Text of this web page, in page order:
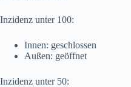
Inzidenz unter 100:
Innen: geschlossen
Außen: geöffnet
Inzidenz unter 50: